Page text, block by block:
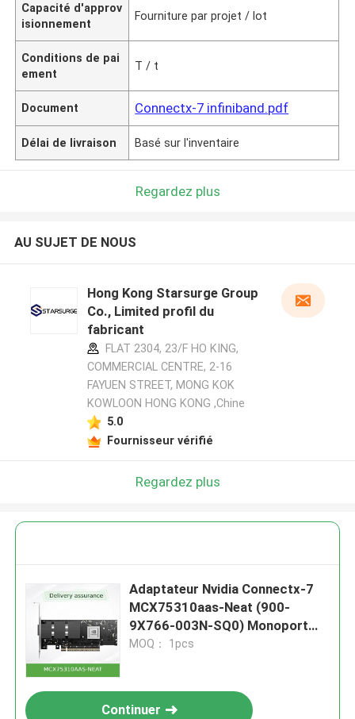
Capacité d'approv
isionnement
Fourniture par projet / lot
Conditions de pai
ement
T / t
Document Connectx-7 infiniband.pdf
Délai de livraison Basé sur l'inventaire
Regardez plus
AU SUJET DE NOUS
Hong Kong Starsurge Group
Co., Limited profil du
fabricant
FLAT 2304, 23/F HO KING,
COMMERCIAL CENTRE, 2-16
FAYUEN STREET, MONG KOK
KOWLOON HONG KONG ,Chine
5.0
Fournisseur vérifié
Regardez plus
Adaptateur Nvidia Connectx-7
MCX75310aas-Neat (900-
9X766-003N-SQ0) Monoport
Osfp Infiniband : NDR 400 Go/s
MOQ： 1pcs
Continuer